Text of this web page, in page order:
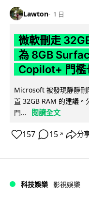
Lawton 1 日
微軟刪走
為 8GB
Copilot+ 門檻
Microsoft 被發現靜靜刪
置 32GB RAM 的建議。
門...
閱讀全文
157 15 ↗ 分
科技娛樂 影視娛樂